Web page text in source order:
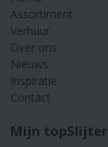
Assortiment
Verhuur
Over ons
Nieuws
Inspiratie
Contact
Mijn topSlijter